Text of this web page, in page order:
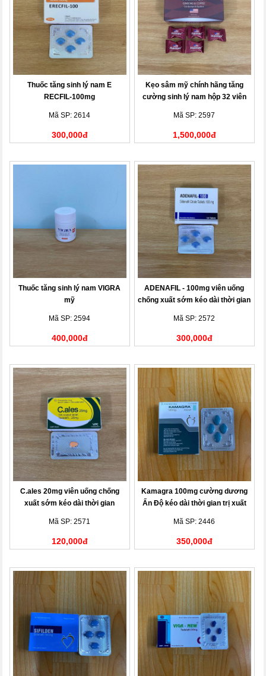
Thuốc tăng sinh lý nam E
RECFIL-100mg
Mã SP: 2614
300,000đ
Kẹo sâm mỹ chính hãng tăng
cường sinh lý nam hộp 32 viên
Mã SP: 2597
1,500,000đ
Thuốc tăng sinh lý nam VIGRA
mỹ
Mã SP: 2594
400,000đ
ADENAFIL - 100mg viên uống
chống xuất sớm kéo dài thời gian
Mã SP: 2572
300,000đ
C.ales 20mg viên uống chống
xuất sớm kéo dài thời gian
Mã SP: 2571
120,000đ
Kamagra 100mg cường dương
Ấn Độ kéo dài thời gian trị xuất
Mã SP: 2446
350,000đ